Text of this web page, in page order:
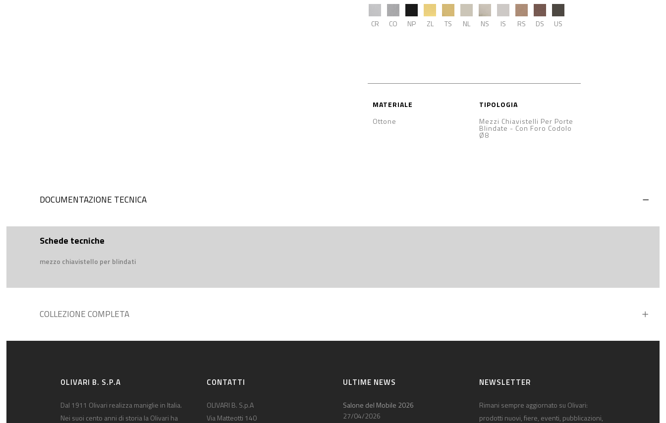
CR CO NP ZL TS NL NS IS RS DS US
MATERIALE
Ottone
TIPOLOGIA
Mezzi Chiavistelli Per Porte
Blindate - Con Foro Codolo
Ø8
DOCUMENTAZIONE TECNICA
Schede tecniche
mezzo chiavistello per blindati
COLLEZIONE COMPLETA
OLIVARI B. S.P.A
Dal 1911 Olivari realizza maniglie in Italia.
Nei suoi cento anni di storia la Olivari ha
CONTATTI
OLIVARI B. S.p.A
Via Matteotti 140
ULTIME NEWS
Salone del Mobile 2026
27/04/2026
NEWSLETTER
Rimani sempre aggiornato su Olivari:
prodotti nuovi, fiere, eventi, pubblicazioni,